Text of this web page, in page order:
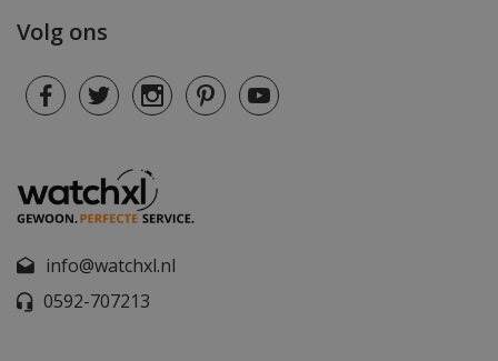
Volg ons
info@watchxl.nl
0592-707213